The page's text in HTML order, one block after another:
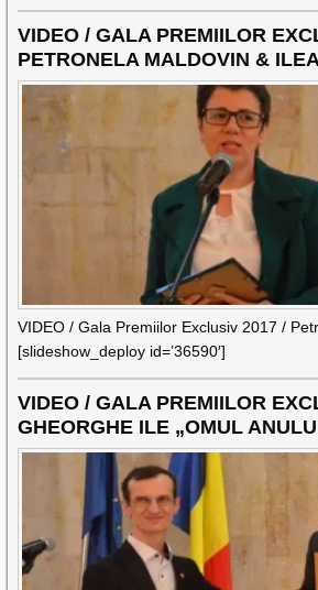
VIDEO / GALA PREMIILOR
PETRONELA MALDOVIN &
VIDEO / Gala Premiilor Exclusiv 2017 /
[slideshow_deploy id=’36590′]
VIDEO / GALA PREMIILOR
GHEORGHE ILE „OMUL